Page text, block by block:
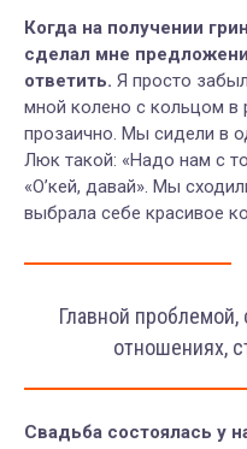
Когда на получении
сделал мне
ответить. Я просто
мной колено с кольцом в
прозаично. Мы сидели в
Люк такой: «Надо нам с
«О’кей, давай». Мы
выбрала себе красивое
Главной проблемой,
отношениях,
Свадьба состоялась у